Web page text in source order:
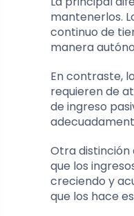
mantenerlos.
continuo de
manera
En contraste,
requieren de
de ingreso
Otra distinción
que los
creciendo y
que los hace